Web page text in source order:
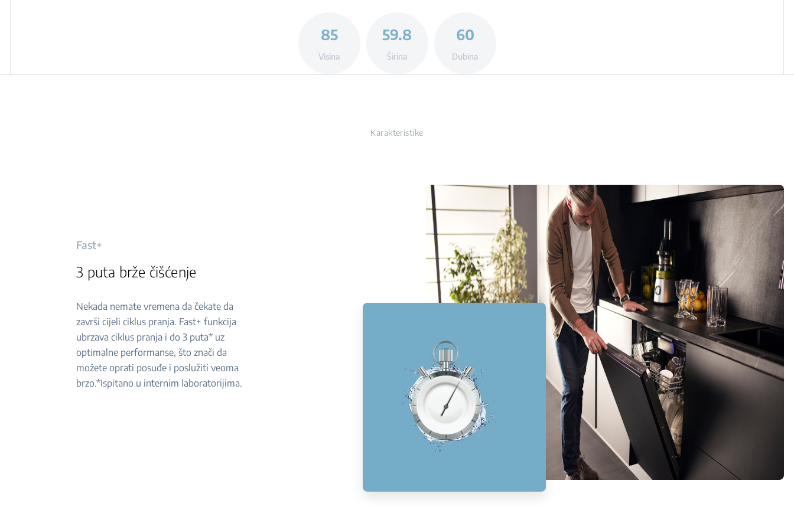
85
Visina
59.8
Širina
60
Dubina
Karakteristike
Fast+
3 puta brže čišćenje
Nekada nemate vremena da čekate da
završi cijeli ciklus pranja. Fast+ funkcija
ubrzava ciklus pranja i do 3 puta* uz
optimalne performanse, što znači da
možete oprati posuđe i poslužiti veoma
brzo.*Ispitano u internim laboratorijima.